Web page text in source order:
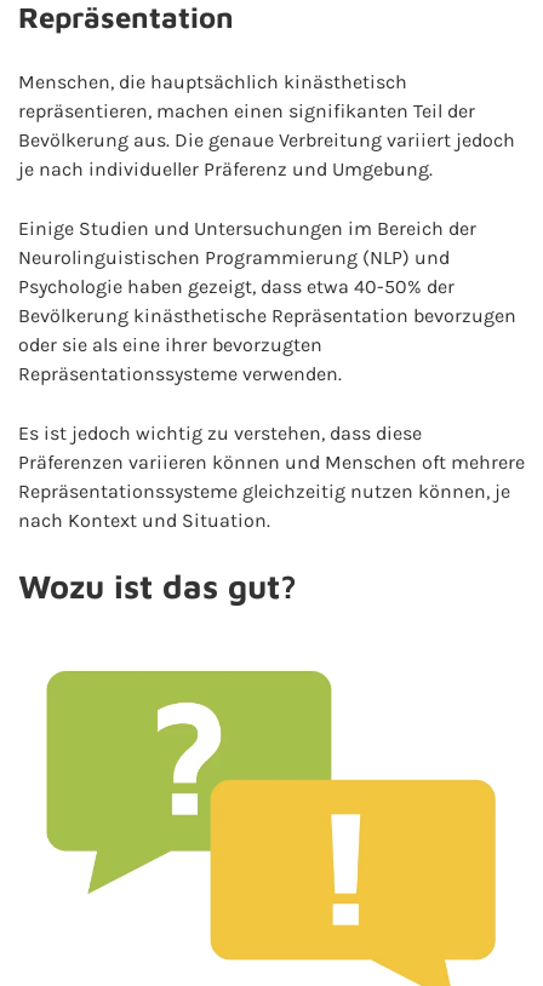
Repräsentation
Menschen, die hauptsächlich kinästhetisch
repräsentieren, machen einen signifikanten Teil der
Bevölkerung aus. Die genaue Verbreitung variiert jedoch
je nach individueller Präferenz und Umgebung.
Einige Studien und Untersuchungen im Bereich der
Neurolinguistischen Programmierung (NLP) und
Psychologie haben gezeigt, dass etwa 40-50% der
Bevölkerung kinästhetische Repräsentation bevorzugen
oder sie als eine ihrer bevorzugten
Repräsentationssysteme verwenden.
Es ist jedoch wichtig zu verstehen, dass diese
Präferenzen variieren können und Menschen oft mehrere
Repräsentationssysteme gleichzeitig nutzen können, je
nach Kontext und Situation.
Wozu ist das gut?